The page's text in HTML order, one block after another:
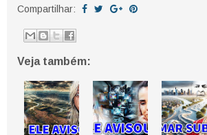
Compartilhar:
Veja também: